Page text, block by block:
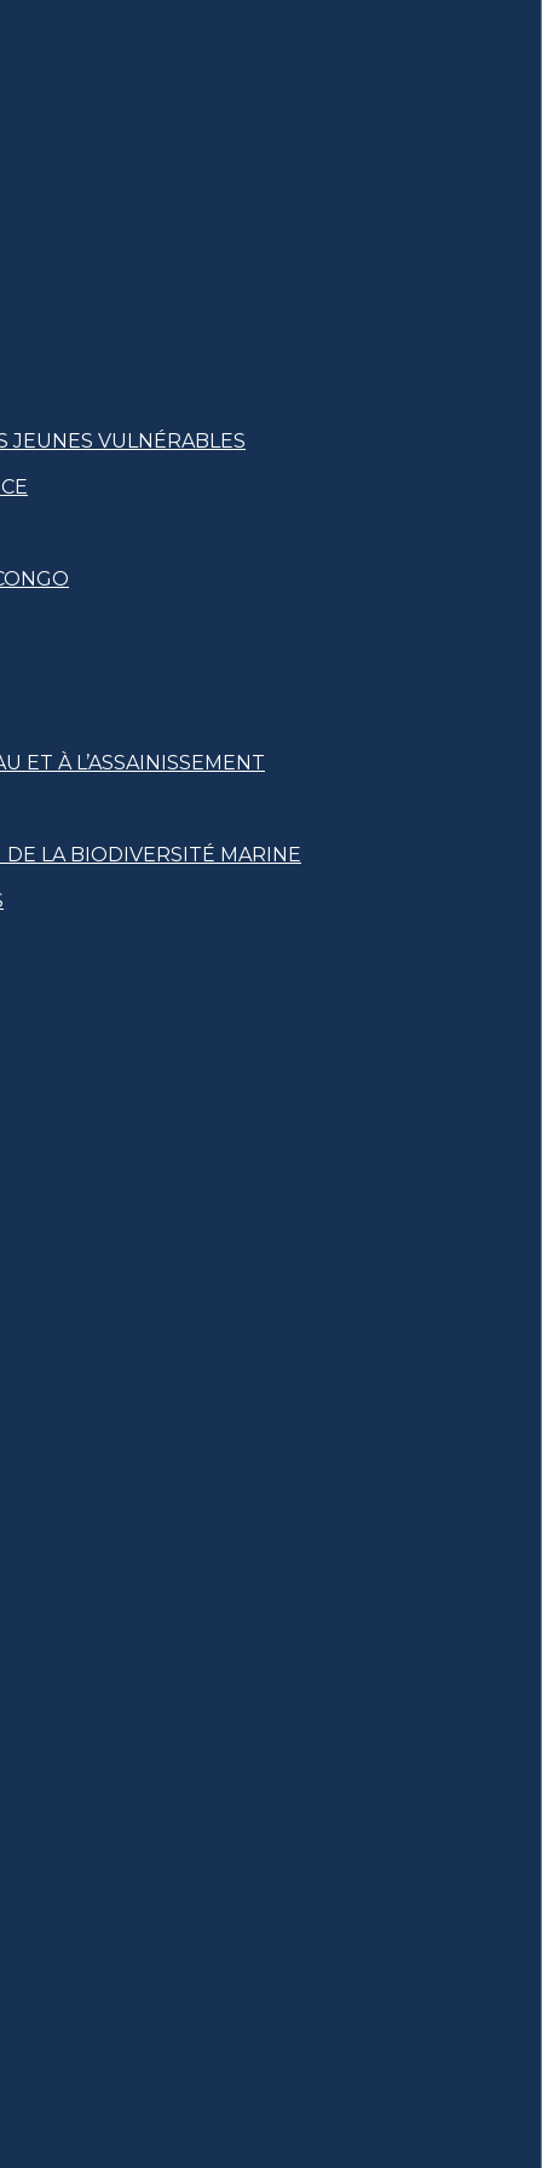
JEUNES VULNÉRABLES
ET À L’ASSAINISSEMENT
LA BIODIVERSITÉ MARINE